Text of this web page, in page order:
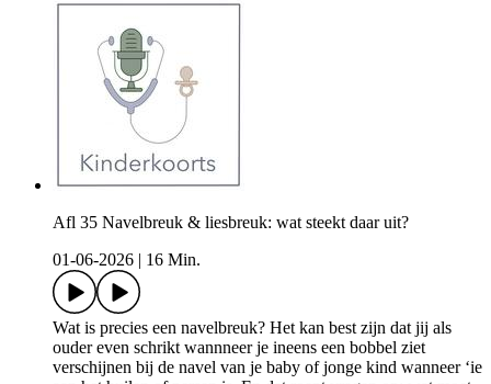
Afl 35 Navelbreuk & liesbreuk: wat steekt daar uit?
01-06-2026
16 Min.
Wat is precies een navelbreuk? Het kan best zijn dat jij als
ouder even schrikt wannneer je ineens een bobbel ziet
verschijnen bij de navel van je baby of jonge kind wanneer ‘ie